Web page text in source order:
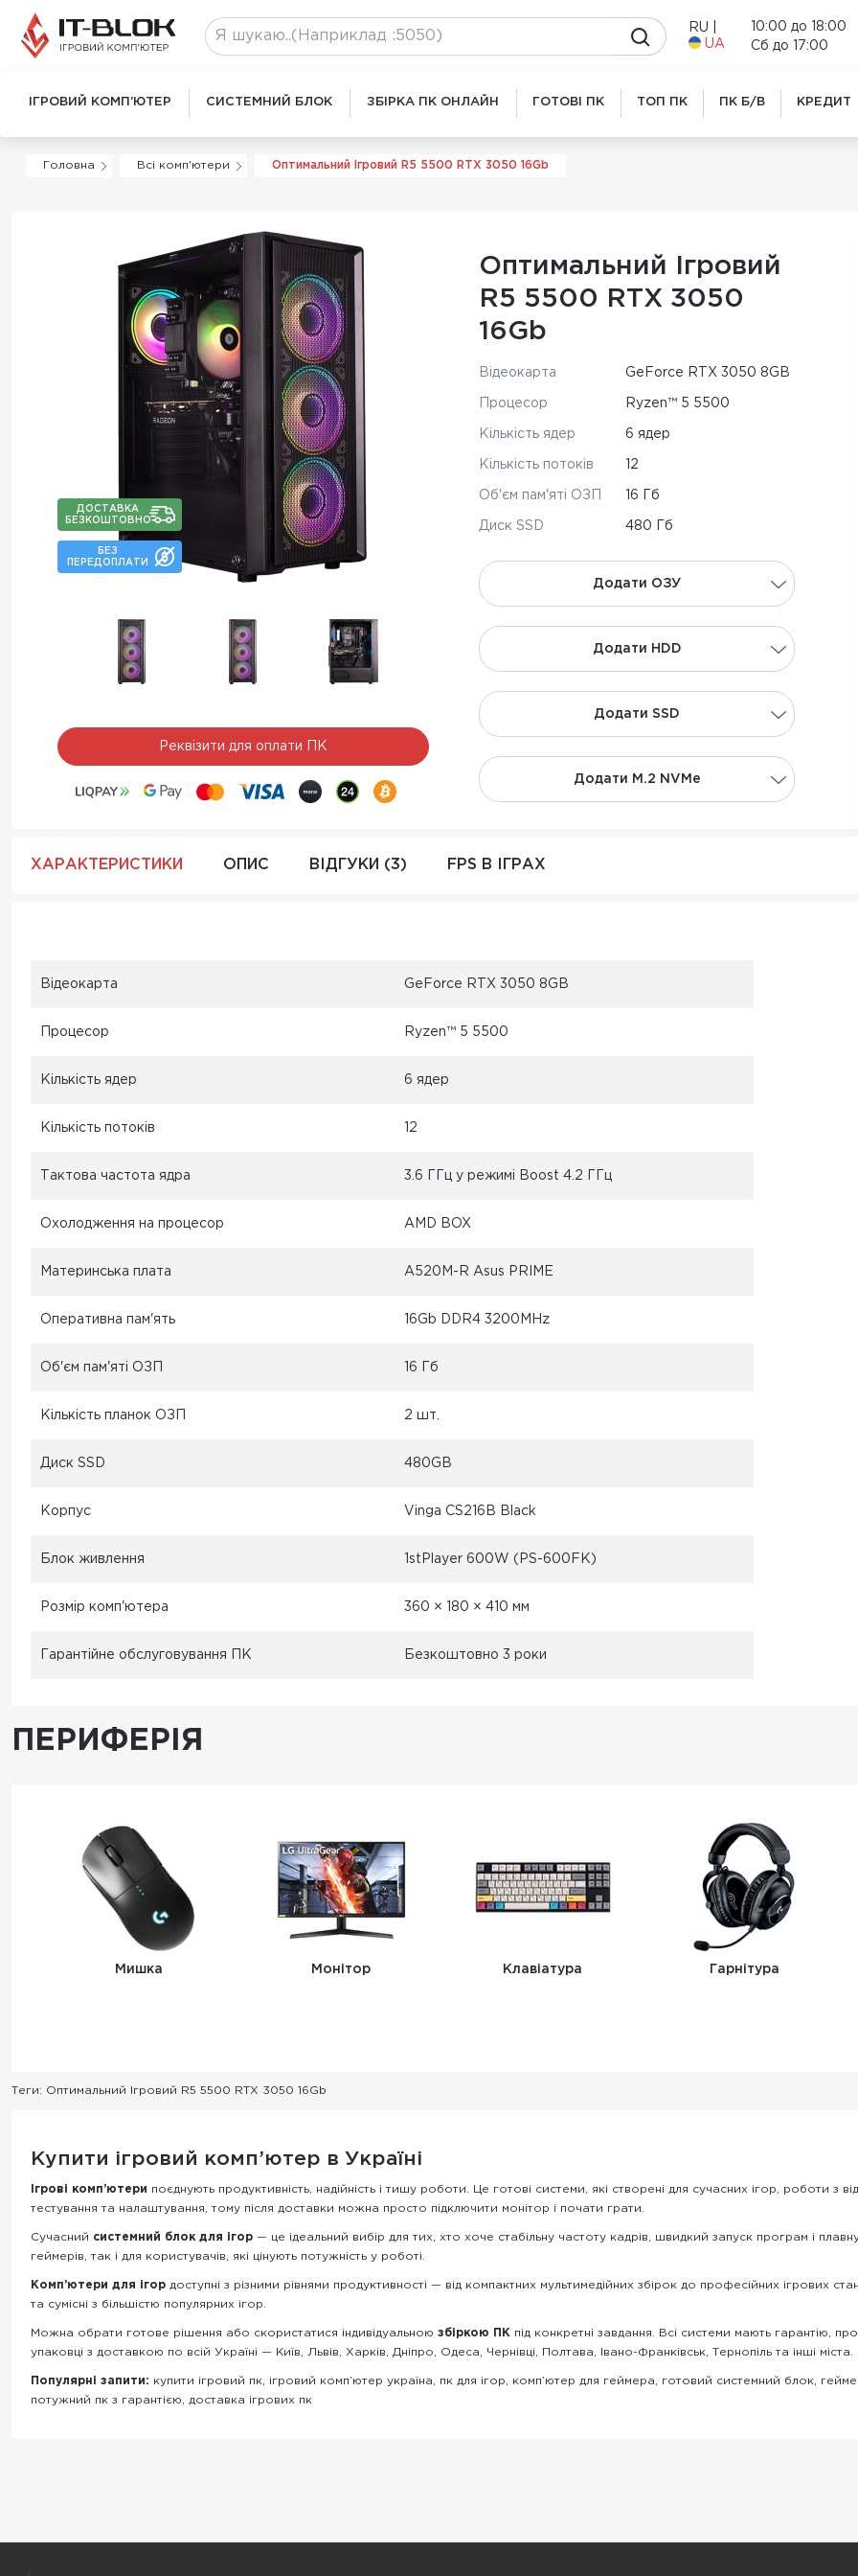
RU
UA
10:00 до 18:00
Сб до 17:00
ІГРОВИЙ КОМП’ЮТЕР СИСТЕМНИЙ БЛОК ЗБІРКА ПК ОНЛАЙН ГОТОВІ ПК ТОП ПК ПК Б/В КРЕДИТ
Головна Всі комп'ютери Оптимальний Ігровий R5 5500 RTX 3050 16Gb
ДОСТАВКА
БЕЗКОШТОВНО
БЕЗ
ПЕРЕДОПЛАТИ
Реквізити для оплати ПК
Оптимальний Ігровий
R5 5500 RTX 3050
16Gb
Відеокарта GeForce RTX 3050 8GB
Процесор Ryzen™ 5 5500
Кількість ядер 6 ядер
Кількість потоків 12
Об'єм пам'яті ОЗП 16 Гб
Диск SSD 480 Гб
Додати ОЗУ
Додати НDD
Додати SSD
Додати M.2 NVMe
ХАРАКТЕРИСТИКИ ОПИС ВІДГУКИ (3) FPS В ІГРАХ
Відеокарта GeForce RTX 3050 8GB
Процесор Ryzen™ 5 5500
Кількість ядер 6 ядер
Кількість потоків 12
Тактова частота ядра 3.6 ГГц у режимі Boost 4.2 ГГц
Охолодження на процесор AMD BOX
Материнська плата A520M-R Asus PRIME
Оперативна пам'ять 16Gb DDR4 3200MHz
Об'єм пам'яті ОЗП 16 Гб
Кількість планок ОЗП 2 шт.
Диск SSD 480GB
Корпус Vinga CS216B Black
Блок живлення 1stPlayer 600W (PS-600FK)
Розмір комп'ютера 360 × 180 × 410 мм
Гарантійне обслуговування ПК Безкоштовно 3 роки
ПЕРИФЕРІЯ
Мишка Монітор Клавіатура Гарнітура
Теги: Оптимальний Ігровий R5 5500 RTX 3050 16Gb
Купити ігровий комп’ютер в Україні
Ігрові комп’ютери поєднують продуктивність, надійність і тишу роботи. Це готові системи, які створені для сучасних ігор, роботи з
тестування та налаштування, тому після доставки можна просто підключити монітор і почати грати.
Сучасний системний блок для ігор — це ідеальний вибір для тих, хто хоче стабільну частоту кадрів, швидкий запуск програм і
геймерів, так і для користувачів, які цінують потужність у роботі.
Комп’ютери для ігор доступні з різними рівнями продуктивності — від компактних мультимедійних збірок до професійних ігрових
та сумісні з більшістю популярних ігор.
Можна обрати готове рішення або скористатися індивідуальною збіркою ПК під конкретні завдання. Всі системи мають гарантію,
упаковці з доставкою по всій Україні — Київ, Львів, Харків, Дніпро, Одеса, Чернівці, Полтава, Івано-Франківськ, Тернопіль та інші міста.
Популярні запити: купити ігровий пк, ігровий комп’ютер україна, пк для ігор, комп’ютер для геймера, готовий системний блок,
потужний пк з гарантією, доставка ігрових пк